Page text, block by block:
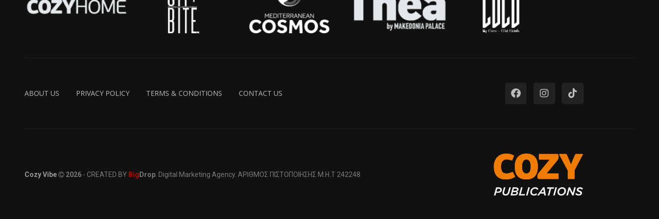
ABOUT US PRIVACY POLICY TERMS & CONDITIONS CONTACT US
Cozy Vibe 2026 - CREATED BY Big Drop . Digital Marketing Agency. ΑΡΙΘΜΟΣ ΠΙΣΤΟΠΟΙΗΣΗΣ Μ.Η.Τ 242248